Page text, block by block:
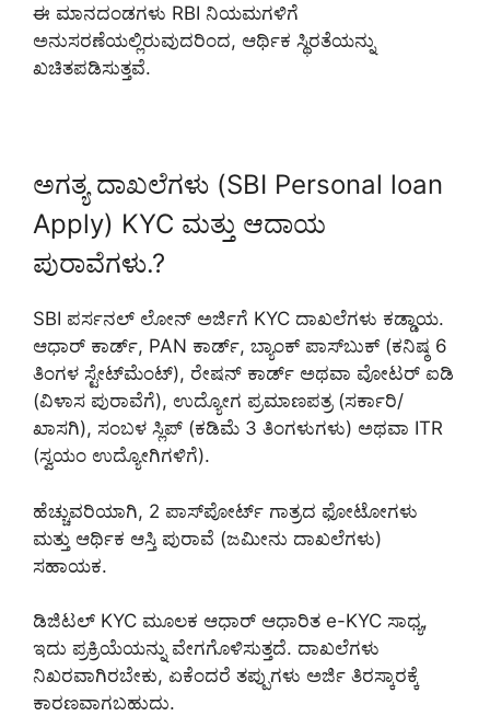
ಈ ಮಾನದಂಡಗಳು RBI ನಿಯಮಗಳಿಗೆ
ಅನುಸರಣೆಯಲ್ಲಿರುವುದರಿಂದ, ಆರ್ಥಿಕ ಸ್ಥಿರತೆಯನ್ನು
ಖಚಿತಪಡಿಸುತ್ತವೆ.
ಅಗತ್ಯ ದಾಖಲೆಗಳು (SBI Personal loan
Apply) KYC ಮತ್ತು ಆದಾಯ
ಪುರಾವೆಗಳು.?
SBI ಪರ್ಸನಲ್ ಲೋನ್ ಅರ್ಜಿಗೆ KYC ದಾಖಲೆಗಳು ಕಡ್ಡಾಯ.
ಆಧಾರ್ ಕಾರ್ಡ್, PAN ಕಾರ್ಡ್, ಬ್ಯಾಂಕ್ ಪಾಸ್‌ಬುಕ್ (ಕನಿಷ್ಠ 6
ತಿಂಗಳ ಸ್ಟೇಟ್‌ಮೆಂಟ್), ರೇಷನ್ ಕಾರ್ಡ್ ಅಥವಾ ವೋಟರ್ ಐಡಿ
(ವಿಳಾಸ ಪುರಾವೆಗೆ), ಉದ್ಯೋಗ ಪ್ರಮಾಣಪತ್ರ (ಸರ್ಕಾರಿ/
ಖಾಸಗಿ), ಸಂಬಳ ಸ್ಲಿಪ್ (ಕಡಿಮೆ 3 ತಿಂಗಳುಗಳು) ಅಥವಾ ITR
(ಸ್ವಯಂ ಉದ್ಯೋಗಿಗಳಿಗೆ).
ಹೆಚ್ಚುವರಿಯಾಗಿ, 2 ಪಾಸ್‌ಪೋರ್ಟ್ ಗಾತ್ರದ ಫೋಟೋಗಳು
ಮತ್ತು ಆರ್ಥಿಕ ಆಸ್ತಿ ಪುರಾವೆ (ಜಮೀನು ದಾಖಲೆಗಳು)
ಸಹಾಯಕ.
ಡಿಜಿಟಲ್ KYC ಮೂಲಕ ಆಧಾರ್ ಆಧಾರಿತ e-KYC ಸಾಧ್ಯ,
ಇದು ಪ್ರಕ್ರಿಯೆಯನ್ನು ವೇಗಗೊಳಿಸುತ್ತದೆ. ದಾಖಲೆಗಳು
ನಿಖರವಾಗಿರಬೇಕು, ಏಕೆಂದರೆ ತಪ್ಪುಗಳು ಅರ್ಜಿ ತಿರಸ್ಕಾರಕ್ಕೆ
ಕಾರಣವಾಗಬಹುದು.